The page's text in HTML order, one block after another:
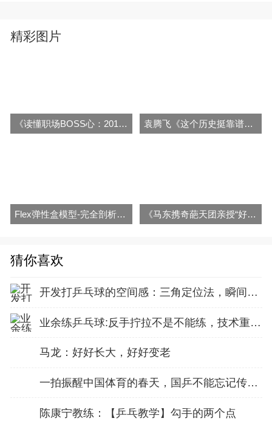
精彩图片
《读懂职场BOSS心：2017跟对老板吃肉》音频全集百度云百度网盘下载 袁腾飞《这个历史挺靠谱》第一季+第二季视频和音频全集百度网盘下载
Flex弹性盒模型-完全剖析移动端最流行布局技术 《马东携奇葩天团亲授“好好说话》音频电子书全集百度云百度网盘下载
猜你喜欢
开发打乒乓球的空间感：三角定位法，瞬间找准最佳击球点
业余练乒乓球:反手拧拉不是不能练，技术重点就不在手上
马龙：好好长大，好好变老
一拍振醒中国体育的春天，国乒不能忘记传奇前辈这份初心！
陈康宁教练：【乒乓教学】勾手的两个点